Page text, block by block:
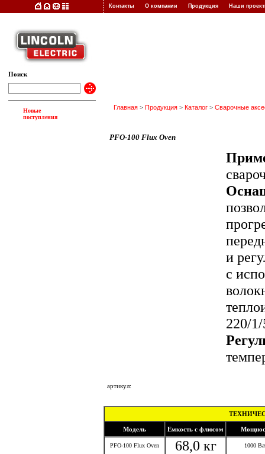
Контакты О компании Продукция Наши
Поиск
Новые
поступления
Главная > Продукция > Каталог > Сварочные
PFO-100 Flux Oven
и
с
220/
артикул:
Модель Емкость с флюсом
PFO-100 Flux Oven 68,0 кг 1000